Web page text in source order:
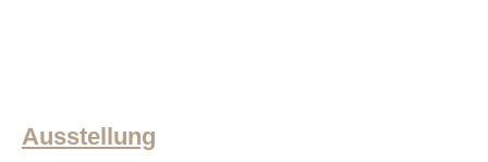
Ausstellung